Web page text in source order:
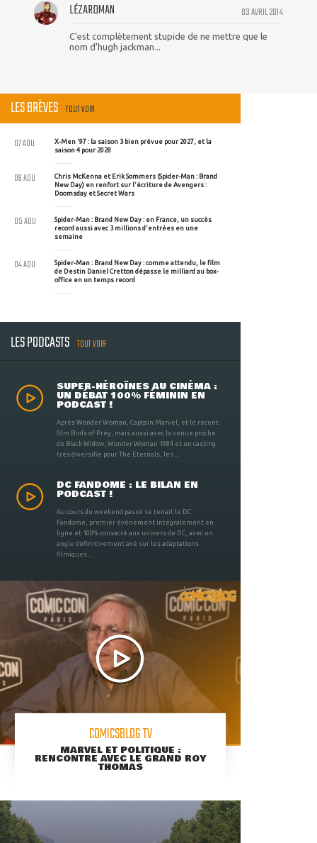
03 AVRIL 2014
LÉZARDMAN
C'est complètement stupide de ne mettre que le
nom d'hugh jackman...
LES BRÈVES TOUT VOIR
X-Men '97 : la saison 3 bien prévue pour 2027, et la
saison 4 pour 2028
07 AOU
Chris McKenna et Erik Sommers (Spider-Man : Brand
New Day) en renfort sur l'écriture de Avengers :
Doomsday et Secret Wars
06 AOU
Spider-Man : Brand New Day : en France, un succès
record aussi avec 3 millions d'entrées en une
semaine
05 AOU
Spider-Man : Brand New Day : comme attendu, le film
de Destin Daniel Cretton dépasse le milliard au box-
office en un temps record
04 AOU
LES PODCASTS TOUT VOIR
SUPER-HÉROÏNES AU CINÉMA :
UN DÉBAT 100% FÉMININ EN
PODCAST !
Après Wonder Woman, Captain Marvel, et le récent
film Birds of Prey, mais aussi avec la venue proche
de Black Widow, Wonder Woman 1984 et un casting
très diversifié pour The Eternals, les ...
DC FANDOME : LE BILAN EN
PODCAST !
Au cours du weekend passé se tenait le DC
Fandome, premier évènement intégralement en
ligne et 100% consacré aux univers de DC, avec un
angle définitivement axé sur les adaptations
filmiques ...
COMICSBLOG TV
MARVEL ET POLITIQUE :
RENCONTRE AVEC LE GRAND ROY
THOMAS